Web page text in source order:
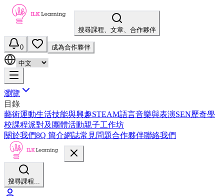
搜尋課程、文章、合作夥伴
0 成為合作夥伴
瀏覽
目錄
藝術運動生活技能與興趣STEAM語言音樂與表演SEN歷奇學
校課程派對及團體活動親子工作坊
關於我們8Q 簡介網誌常見問題合作夥伴聯絡我們
搜尋課程...